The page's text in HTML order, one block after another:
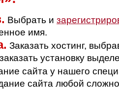
Выбрать и
имя.
Заказать хостинг,
установку
сайта у нашего
сайта любой